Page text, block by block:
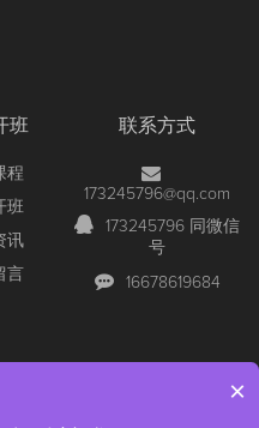
班
程
班
讯
言
联系方式
173245796@qq.com
173245796 同微信
号
16678619684
×